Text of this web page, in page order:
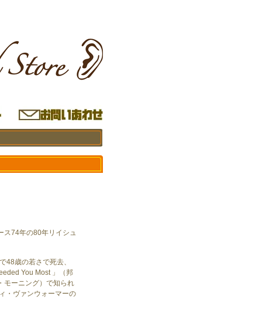
ス74年の80年リイシュ
48歳の若さで死去、
You Most 」（邦
モーニング）で知られ
・ヴァンウォーマーの